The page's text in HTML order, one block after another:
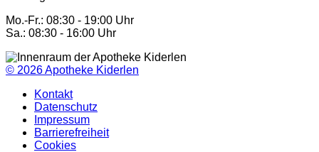
Mo.-Fr.: 08:30 - 19:00 Uhr
Sa.: 08:30 - 16:00 Uhr
© 2026Apotheke Kiderlen
Kontakt
Datenschutz
Impressum
Barrierefreiheit
Cookies